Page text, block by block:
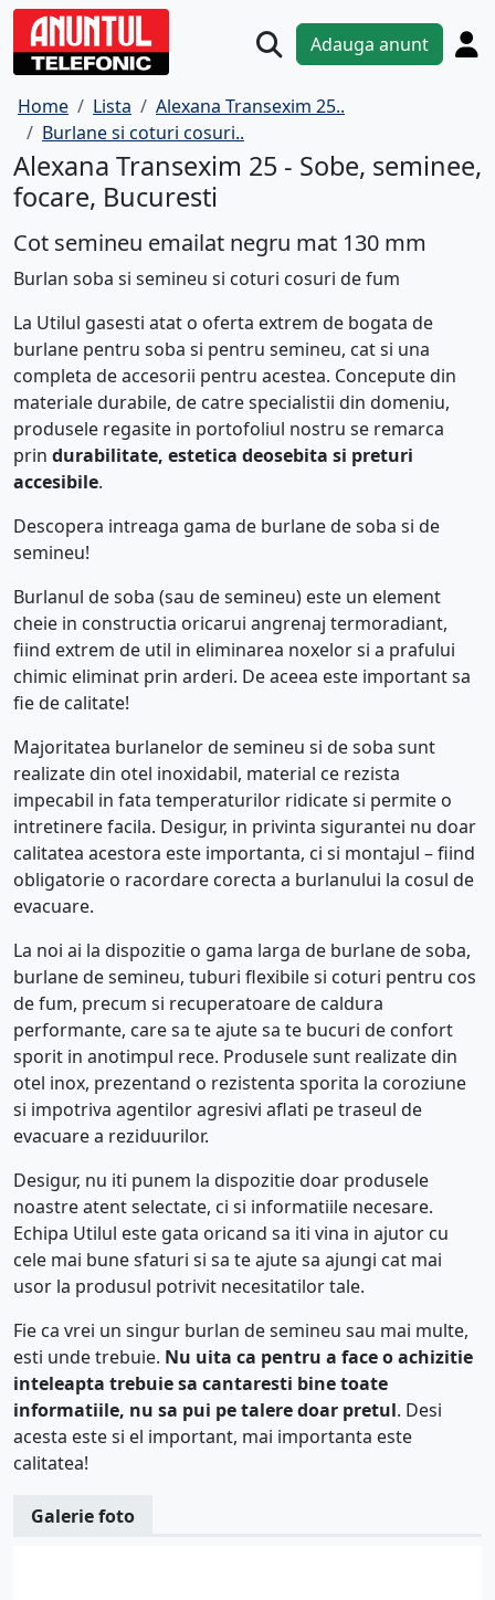
Adauga anunt
Home Lista
Alexana Transexim 25..
Burlane si coturi cosuri..
Alexana Transexim 25 - Sobe, seminee,
focare, Bucuresti
Cot semineu emailat negru mat 130 mm
Burlan soba si semineu si coturi cosuri de fum
La Utilul gasesti atat o oferta extrem de bogata de
burlane pentru soba si pentru semineu, cat si una
completa de accesorii pentru acestea. Concepute din
materiale durabile, de catre specialistii din domeniu,
produsele regasite in portofoliul nostru se remarca
prin durabilitate, estetica deosebita si preturi
accesibile.
Descopera intreaga gama de burlane de soba si de
semineu!
Burlanul de soba (sau de semineu) este un element
cheie in constructia oricarui angrenaj termoradiant,
fiind extrem de util in eliminarea noxelor si a prafului
chimic eliminat prin arderi. De aceea este important sa
fie de calitate!
Majoritatea burlanelor de semineu si de soba sunt
realizate din otel inoxidabil, material ce rezista
impecabil in fata temperaturilor ridicate si permite o
intretinere facila. Desigur, in privinta sigurantei nu doar
calitatea acestora este importanta, ci si montajul – fiind
obligatorie o racordare corecta a burlanului la cosul de
evacuare.
La noi ai la dispozitie o gama larga de burlane de soba,
burlane de semineu, tuburi flexibile si coturi pentru cos
de fum, precum si recuperatoare de caldura
performante, care sa te ajute sa te bucuri de confort
sporit in anotimpul rece. Produsele sunt realizate din
otel inox, prezentand o rezistenta sporita la coroziune
si impotriva agentilor agresivi aflati pe traseul de
evacuare a reziduurilor.
Desigur, nu iti punem la dispozitie doar produsele
noastre atent selectate, ci si informatiile necesare.
Echipa Utilul este gata oricand sa iti vina in ajutor cu
cele mai bune sfaturi si sa te ajute sa ajungi cat mai
usor la produsul potrivit necesitatilor tale.
Fie ca vrei un singur burlan de semineu sau mai multe,
esti unde trebuie. Nu uita ca pentru a face o achizitie
inteleapta trebuie sa cantaresti bine toate
informatiile, nu sa pui pe talere doar pretul. Desi
acesta este si el important, mai importanta este
calitatea!
Galerie foto